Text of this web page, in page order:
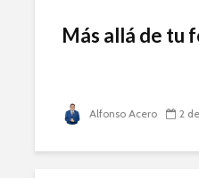
Más allá de tu
Alfonso Acero 2